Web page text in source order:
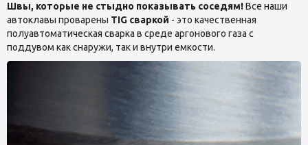
Швы, которые не стыдно показывать соседям!Все наши
автоклавы проварены TIG сваркой - это качественная
полуавтоматическая сварка в среде аргонового газа с
поддувом как снаружи, так и внутри емкости.